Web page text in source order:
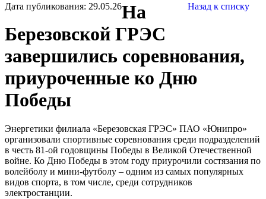
Дата публикования: 29.05.26 Назад к списку
На
Березовской ГРЭС
завершились соревнования,
приуроченные ко Дню
Победы
Энергетики филиала «Березовская ГРЭС» ПАО «Юнипро»
организовали спортивные соревнования среди подразделений
в честь 81-ой годовщины Победы в Великой Отечественной
войне. Ко Дню Победы в этом году приурочили состязания по
волейболу и мини-футболу – одним из самых популярных
видов спорта, в том числе, среди сотрудников
электростанции.